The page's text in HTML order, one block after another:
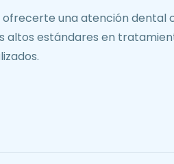
ofrecerte una atención dental
altos estándares en